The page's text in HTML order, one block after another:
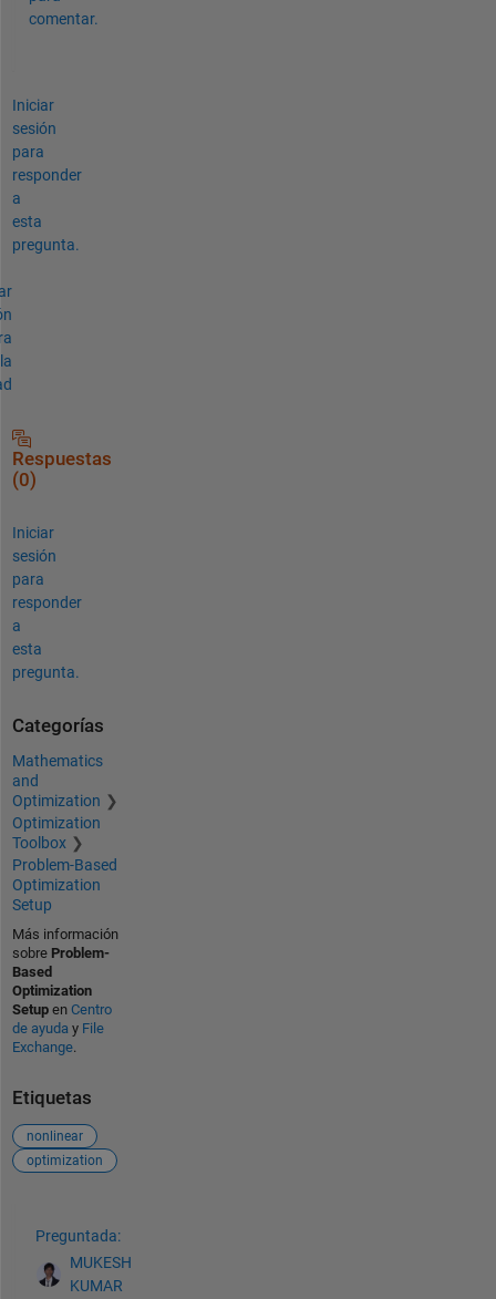
comentar.
Iniciar
sesión
para
responder
a
esta
pregunta.
Respuestas
(0)
Iniciar
sesión
para
responder
a
esta
pregunta.
Categorías
Mathematics
and
Optimization
Optimization
Toolbox
Problem-Based
Optimization
Setup
Más información
sobre Problem-
Based
Optimization
Setupen Centro
de ayuday File
Exchange.
Etiquetas
nonlinear
optimization
Preguntada:
MUKESH
KUMAR